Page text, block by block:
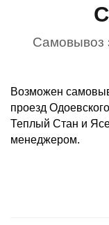
Самовывоз
Возможен
проезд
Теплый Стан и
менеджером.